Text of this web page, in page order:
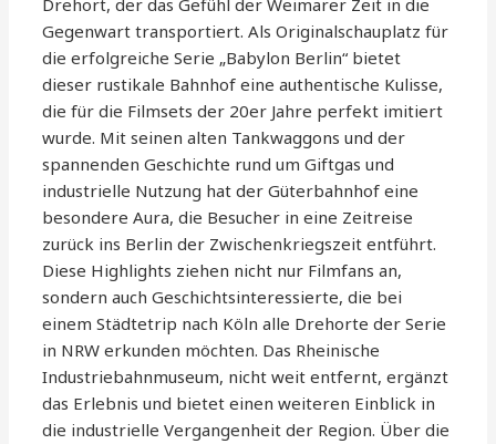
Drehort, der das Gefühl der Weimarer Zeit in die
Gegenwart transportiert. Als Originalschauplatz für
die erfolgreiche Serie „Babylon Berlin“ bietet
dieser rustikale Bahnhof eine authentische Kulisse,
die für die Filmsets der 20er Jahre perfekt imitiert
wurde. Mit seinen alten Tankwaggons und der
spannenden Geschichte rund um Giftgas und
industrielle Nutzung hat der Güterbahnhof eine
besondere Aura, die Besucher in eine Zeitreise
zurück ins Berlin der Zwischenkriegszeit entführt.
Diese Highlights ziehen nicht nur Filmfans an,
sondern auch Geschichtsinteressierte, die bei
einem Städtetrip nach Köln alle Drehorte der Serie
in NRW erkunden möchten. Das Rheinische
Industriebahnmuseum, nicht weit entfernt, ergänzt
das Erlebnis und bietet einen weiteren Einblick in
die industrielle Vergangenheit der Region. Über die